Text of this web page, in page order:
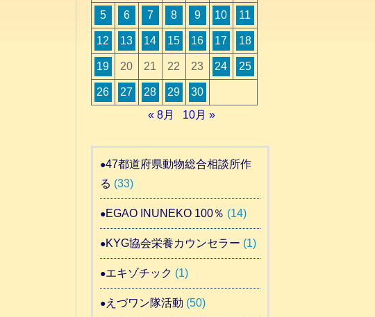
5 6 7 8 9 10 11
12 13 14 15 16 17 18
19 20 21 22 23 24 25
26 27 28 29
30
« 8月
10月 »
47都道府県動物総合相談所作
る (33)
EGAO INUNEKO 100％ (14)
KYG協会栄養カウンセラー (1)
エキゾチック (1)
えづワン隊活動 (50)